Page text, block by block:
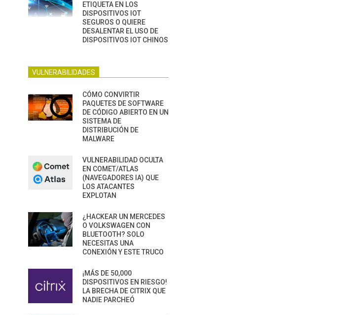
ETIQUETA EN LOS
DISPOSITIVOS IOT
SEGUROS O QUIERE
DESALENTAR EL USO DE
DISPOSITIVOS IOT CHINOS
VULNERABILIDADES
CÓMO CONVIRTIR
PAQUETES DE SOFTWARE
DE CÓDIGO ABIERTO EN UN
SISTEMA DE
DISTRIBUCIÓN DE
MALWARE
VULNERABILIDAD OCULTA
EN COMET/ATLAS
(NAVEGADORES IA) QUE
LOS ATACANTES
EXPLOTAN
¿HACKEAR UN MERCEDES
O VOLKSWAGEN CON
BLUETOOTH? SOLO
NECESITAS UNA
CONEXIÓN Y ESTE TRUCO
¡MÁS DE 50,000
DISPOSITIVOS EN RIESGO!
LA BRECHA DE CITRIX QUE
NADIE PARCHEÓ